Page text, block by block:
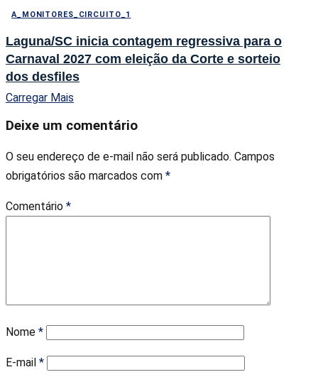
A_MONITORES_CIRCUITO_1
Laguna/SC inicia contagem regressiva para o
Carnaval 2027 com eleição da Corte e sorteio
dos desfiles
Carregar Mais
Deixe um comentário
O seu endereço de e-mail não será publicado. Campos
obrigatórios são marcados com *
Comentário *
Nome *
E-mail *